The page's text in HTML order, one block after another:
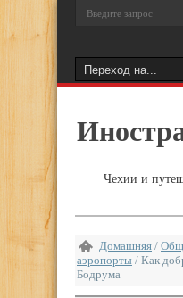
Чехии и
Домашняя /
аэропорты / Как
Бодрума